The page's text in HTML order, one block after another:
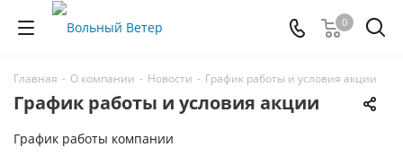
0
Главная - О компании - Новости - График работы и условия акции
График работы и условия акции
График работы компании